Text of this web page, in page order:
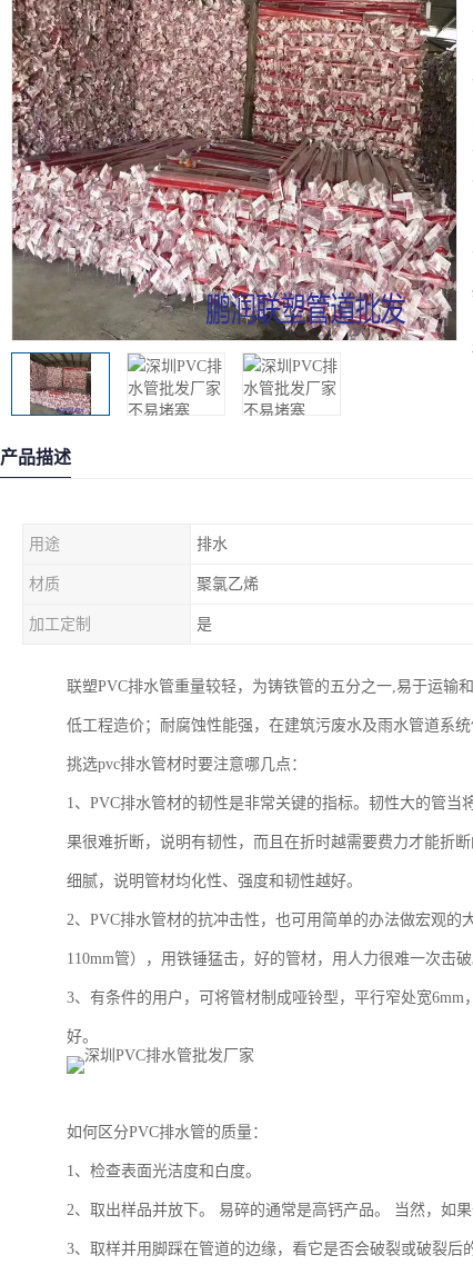
产品描述
用途 排水
材质 聚氯乙烯
加工定制 是
联塑PVC排水管重量较轻，为铸铁管的五分之一,易于运输
低工程造价；耐腐蚀性能强，在建筑污废水及雨水管道系统
挑选pvc排水管材时要注意哪几点：
1、PVC排水管材的韧性是非常关键的指标。韧性大的管
果很难折断，说明有韧性，而且在折时越需要费力才能折
细腻，说明管材均化性、强度和韧性越好。
2、PVC排水管材的抗冲击性，也可用简单的办法做宏观
110mm管），用铁锤猛击，好的管材，用人力很难一次击
3、有条件的用户，可将管材制成哑铃型，平行窄处宽
好。
如何区分PVC排水管的质量：
1、检查表面光洁度和白度。
2、取出样品并放下。 易碎的通常是高钙产品。 当然，如
3、取样并用脚踩在管道的边缘，看它是否会破裂或破裂后